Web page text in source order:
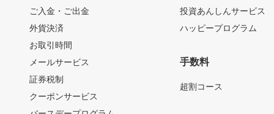
ご入金・ご出金
外貨決済
お取引時間
メールサービス
証券税制
クーポンサービス
投資あんしんサービス
ハッピープログラム
手数料
超割コース